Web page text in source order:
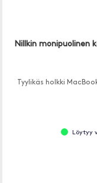
Nillkin monipuolinen
Tyylikäs holkki
Löytyy